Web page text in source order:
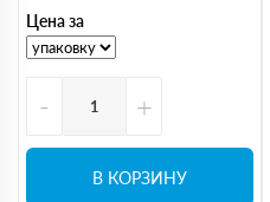
Цена за
- +
В КОРЗИНУ